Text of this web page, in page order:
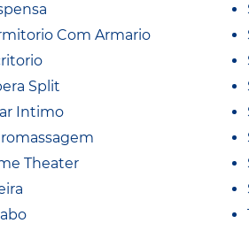
Com Armario
Split
Intimo
Theater